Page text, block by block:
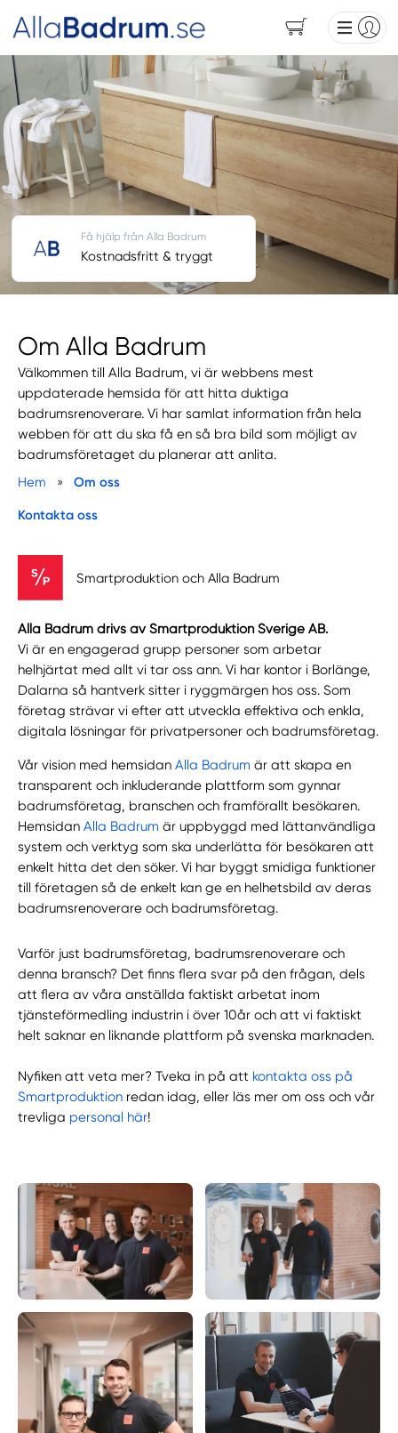
Om Alla Badrum
Välkommen till Alla Badrum, vi är webbens mest
uppdaterade hemsida för att hitta duktiga
badrumsrenoverare. Vi har samlat information från hela
webben för att du ska få en så bra bild som möjligt av
badrumsföretaget du planerar att anlita.
Hem
» Om oss
Kontakta oss
Få hjälp från Alla Badrum
Kostnadsfritt & tryggt
Smartproduktion och Alla Badrum
Alla Badrum drivs av Smartproduktion Sverige AB.
Vi är en engagerad grupp personer som arbetar
helhjärtat med allt vi tar oss ann. Vi har kontor i Borlänge,
Dalarna så hantverk sitter i ryggmärgen hos oss. Som
företag strävar vi efter att utveckla effektiva och enkla,
digitala lösningar för privatpersoner och badrumsföretag.
Vår vision med hemsidanAlla Badrum är att skapa en
transparent och inkluderande plattform som gynnar
badrumsföretag, branschen och framförallt besökaren.
HemsidanAlla Badrum är uppbyggd med lättanvändliga
system och verktyg som ska underlätta för besökaren att
enkelt hitta det den söker. Vi har byggt smidiga funktioner
till företagen så de enkelt kan ge en helhetsbild av deras
badrumsrenoverare och badrumsföretag.
Varför just badrumsföretag, badrumsrenoverare och
denna bransch? Det finns flera svar på den frågan, dels
att flera av våra anställda faktiskt arbetat inom
tjänsteförmedling industrin i över 10år och att vi faktiskt
helt saknar en liknande plattform på svenska marknaden.
Nyfiken att veta mer? Tveka in på att kontakta oss på
Smartproduktion redan idag, eller läs mer om oss och vår
trevliga personal här!